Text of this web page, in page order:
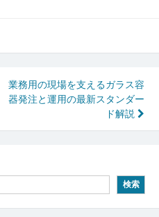
業務用の現場を支えるガラス容
器発注と運用の最新スタンダー
ド解説
検索